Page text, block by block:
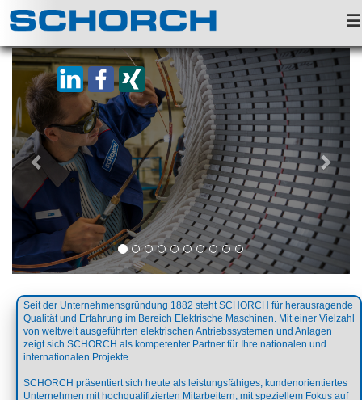
☰
Previous Next
Seit der Unternehmensgründung 1882 steht SCHORCH für herausragende
Qualität und Erfahrung im Bereich Elektrische Maschinen. Mit einer Vielzahl
von weltweit ausgeführten elektrischen Antriebssystemen und Anlagen
zeigt sich SCHORCH als kompetenter Partner für Ihre nationalen und
internationalen Projekte.
SCHORCH präsentiert sich heute als leistungsfähiges, kundenorientiertes
Unternehmen mit hochqualifizierten Mitarbeitern, mit speziellem Fokus auf